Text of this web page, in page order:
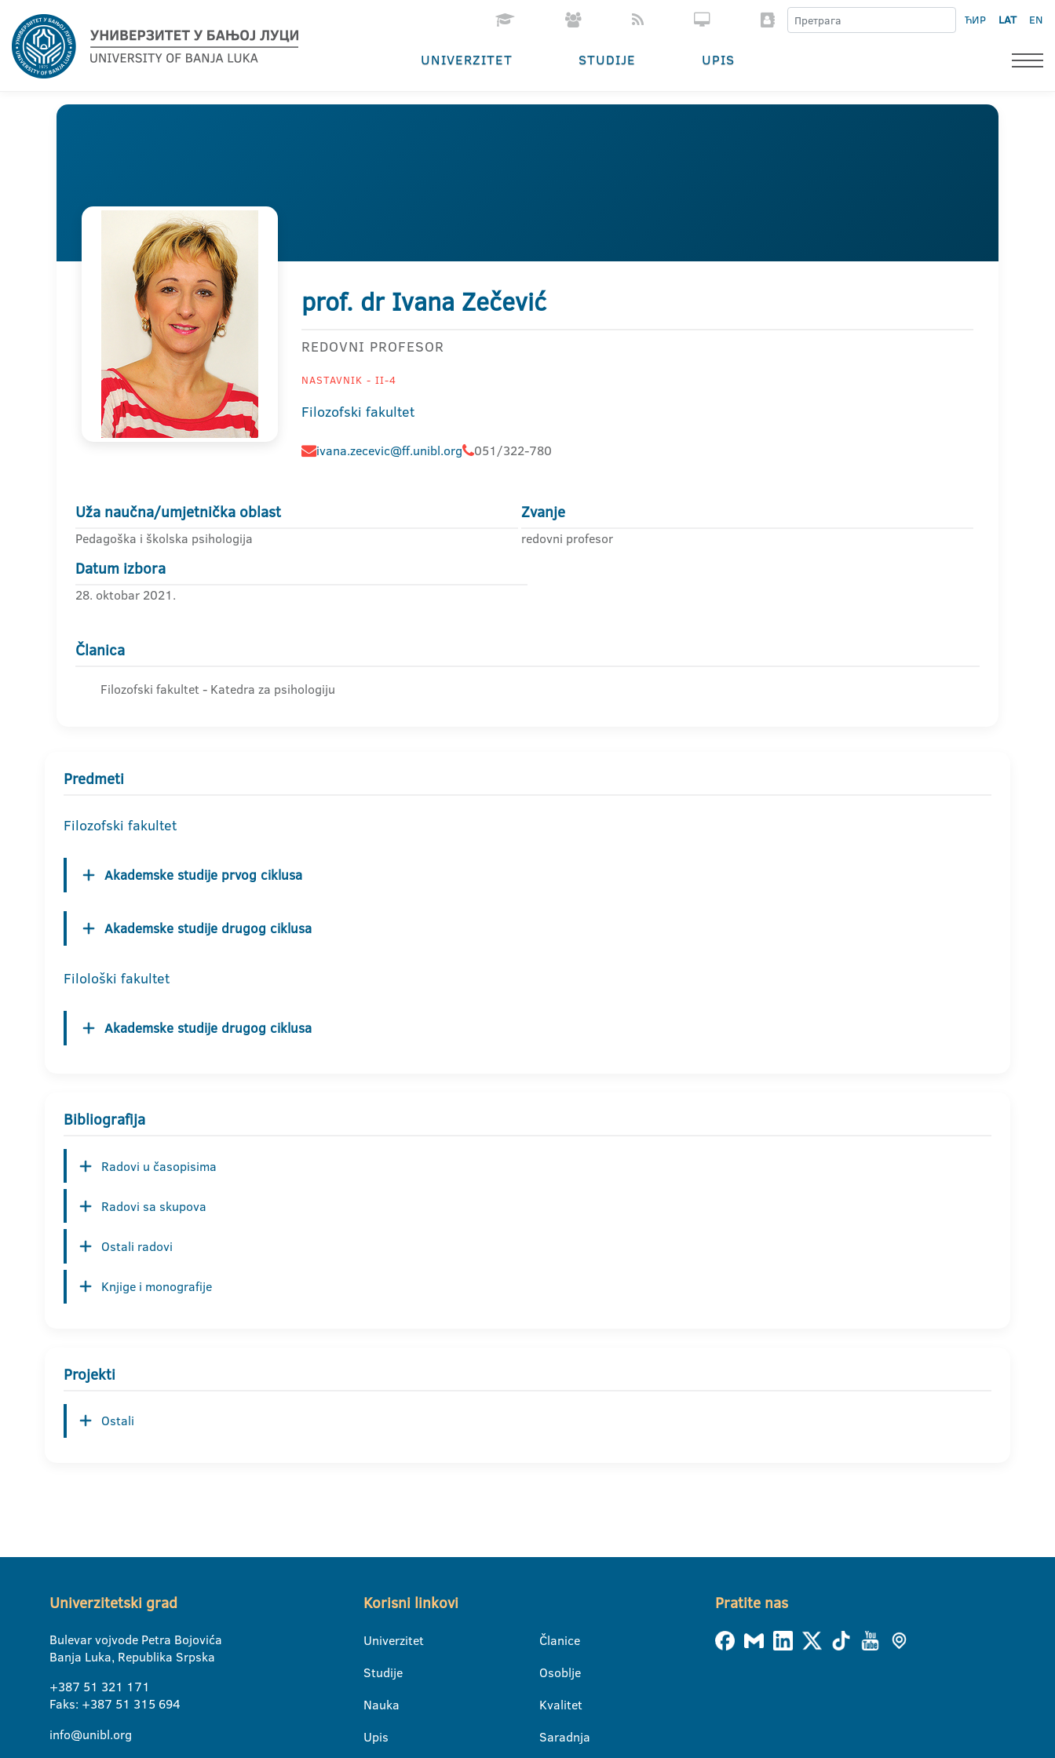
ЋИР LAT EN
UNIVERZITET STUDIJE UPIS
prof. dr Ivana Zečević
REDOVNI PROFESOR
NASTAVNIK - II-4
Filozofski fakultet
ivana.zecevic@ff.unibl.org 051/322-780
Uža naučna/umjetnička oblast
Pedagoška i školska psihologija
Zvanje
redovni profesor
Datum izbora
28. oktobar 2021.
Članica
Filozofski fakultet - Katedra za psihologiju
Predmeti
Filozofski fakultet
Akademske studije prvog ciklusa
Akademske studije drugog ciklusa
Filološki fakultet
Akademske studije drugog ciklusa
Bibliografija
Radovi u časopisima
Radovi sa skupova
Ostali radovi
Knjige i monografije
Projekti
Ostali
Univerzitetski grad
Bulevar vojvode Petra Bojovića
Banja Luka, Republika Srpska
+387 51 321 171
Faks: +387 51 315 694
info@unibl.org
Korisni linkovi
Univerzitet
Studije
Nauka
Upis
Članice
Osoblje
Kvalitet
Saradnja
Pratite nas